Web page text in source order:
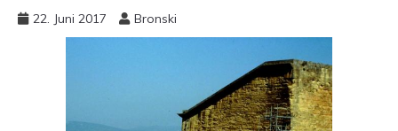
22. Juni 2017 Bronski